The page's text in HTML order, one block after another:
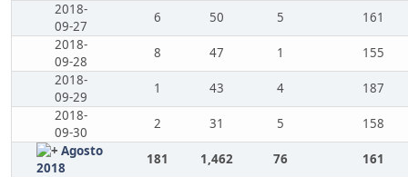
2018-
09-27
6 50 5
161
2018-
09-28
8 47 1
155
2018-
09-29
1 43 4
187
2018-
09-30
2 31 5
158
Agosto
2018
181 1,462 76
161